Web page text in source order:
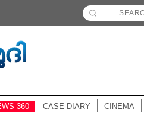
360 CASE DIARY CINEMA